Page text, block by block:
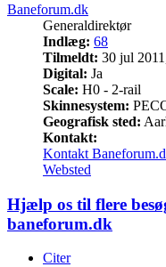
Baneforum.dk
Generaldirektør
Indlæg: 68
Tilmeldt: 30 jul
Digital: Ja
Scale: H0 - 2-rail
Skinnesystem:
Geografisk sted:
Kontakt:
Kontakt
Websted
Hjælp os til flere
baneforum.dk
Citer